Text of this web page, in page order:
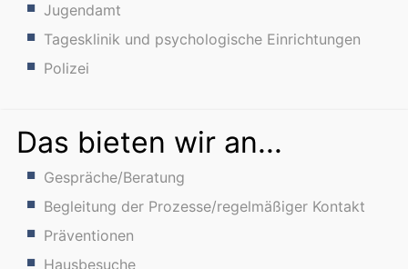
Jugendamt
Tagesklinik und psychologische Einrichtungen
Polizei
Das bieten wir an...
Gespräche/Beratung
Begleitung der Prozesse/regelmäßiger Kontakt
Präventionen
Hausbesuche